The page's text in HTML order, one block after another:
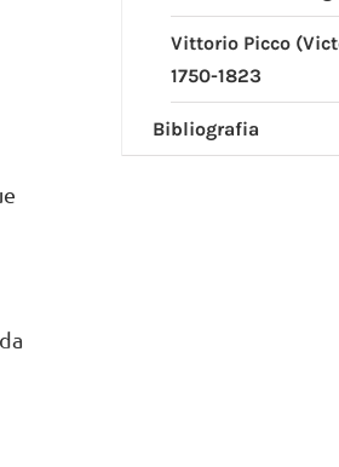
Vittorio Picco
1750-1823
Bibliografia